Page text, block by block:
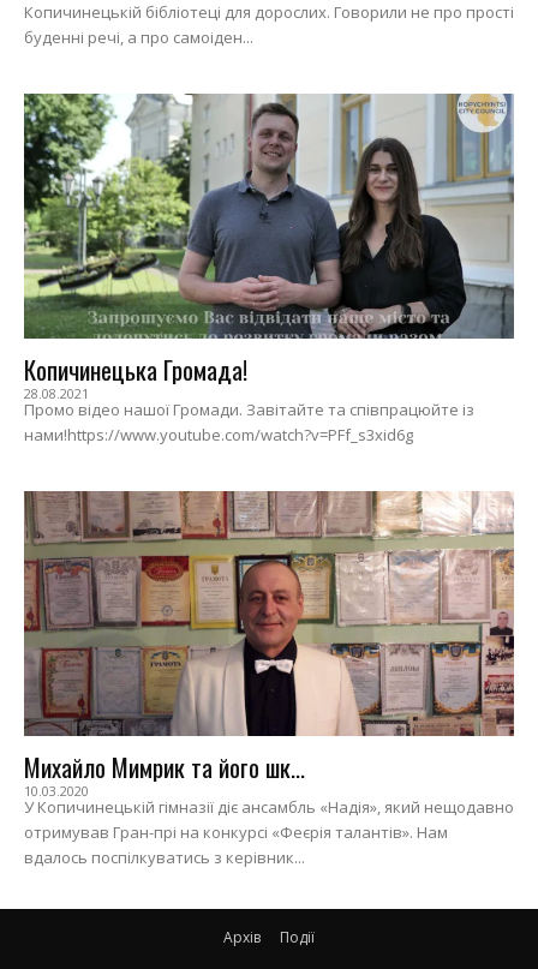
Копичинецькій бібліотеці для дорослих. Говорили не про прості
буденні речі, а про самоіден...
Копичинецька Громада!
28.08.2021
Промо відео нашої Громади. Завітайте та співпрацюйте із
нами!https://www.youtube.com/watch?v=PFf_s3xid6g
Михайло Мимрик та його шк...
10.03.2020
У Копичинецькій гімназії діє ансамбль «Надія», який нещодавно
отримував Гран-прі на конкурсі «Феєрія талантів». Нам
вдалось поспілкуватись з керівник...
Архів Події